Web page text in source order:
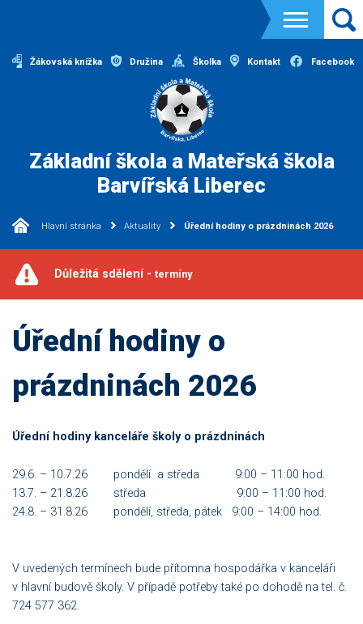
Žákovská knížka Družina Školka Kontakt Facebook
Základní škola a Mateřská škola
Barvířská Liberec
Hlavní stránka Aktuality Úřední hodiny o prázdninách 2026
Důležitá sdělení - termíny
Úřední hodiny o
prázdninách 2026
Úřední hodiny kanceláře školy o prázdninách
29.6. – 10.7.26 pondělí a středa 9:00 – 11:00 hod.
13.7. – 21.8.26 středa 9:00 – 11:00 hod.
24.8. – 31.8.26 pondělí, středa, pátek 9:00 – 14:00 hod.
V uvedených termínech bude přítomna hospodářka v kanceláři
v hlavní budově školy. V případě potřeby také po dohodě na tel. č.
724 577 362.